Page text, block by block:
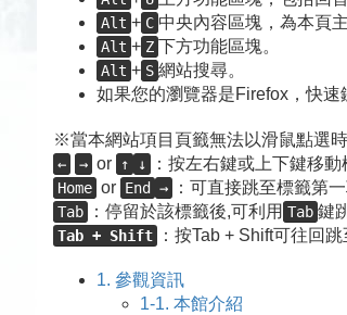
Alt + C 中央內容區塊，為本頁
Alt + Z 下方功能區塊。
Alt + S 網站搜尋。
如果您的瀏覽器是Firefox，快速
※當本網站項目頁籤無法以滑鼠點選
← → or ↑ ↓ ：按左右鍵或上下鍵移動
Home or End → ：可直接跳至標籤第
Tab ：停留於該標籤後,可利用 Tab 鍵
Tab + Shift ：按Tab + Shift可往回
1. 參觀資訊
1-1. 本館介紹